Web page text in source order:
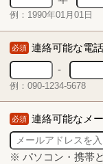
例：1990年01月01日
必須 連絡可能な電
-
例：090-1234-5678
必須 連絡可能なメ
※ パソコン・携帯